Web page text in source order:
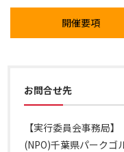
開催要項
お問合せ先
【実行委員会事務局】
(NPO)千葉県パーク